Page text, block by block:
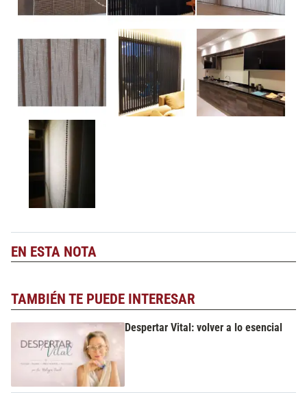
EN ESTA NOTA
TAMBIÉN TE PUEDE INTERESAR
Despertar Vital: volver a lo esencial